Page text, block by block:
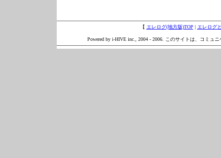
【 エレログ(地方版)TOP | エレログ
Powered by i-HIVE inc., 2004 - 2006. このサイトは、コミュ